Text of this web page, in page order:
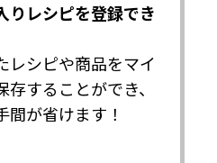
レシピを登録でき
レシピや商品をマイ
存することができ、
間が省けます！